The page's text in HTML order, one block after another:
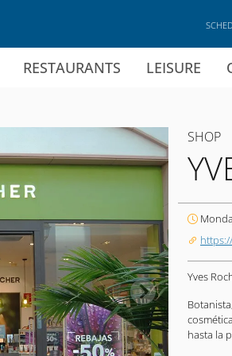
RESTAURANTS LEISURE
SHOP
Yves
hasta la